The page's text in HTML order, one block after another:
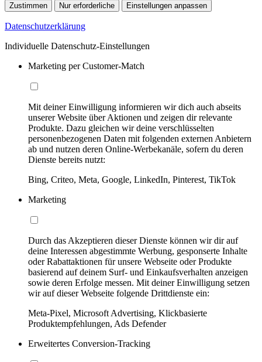
Zustimmen Nur erforderliche Einstellungen anpassen
Datenschutzerklärung
Individuelle Datenschutz-Einstellungen
Marketing per Customer-Match
Mit deiner Einwilligung informieren wir dich auch abseits
unserer Website über Aktionen und zeigen dir relevante
Produkte. Dazu gleichen wir deine verschlüsselten
personenbezogenen Daten mit folgenden externen Anbietern
ab und nutzen deren Online-Werbekanäle, sofern du deren
Dienste bereits nutzt:
Bing, Criteo, Meta, Google, LinkedIn, Pinterest, TikTok
Marketing
Durch das Akzeptieren dieser Dienste können wir dir auf
deine Interessen abgestimmte Werbung, gesponserte Inhalte
oder Rabattaktionen für unsere Webseite oder Produkte
basierend auf deinem Surf- und Einkaufsverhalten anzeigen
sowie deren Erfolge messen. Mit deiner Einwilligung setzen
wir auf dieser Webseite folgende Drittdienste ein:
Meta-Pixel, Microsoft Advertising, Klickbasierte
Produktempfehlungen, Ads Defender
Erweitertes Conversion-Tracking